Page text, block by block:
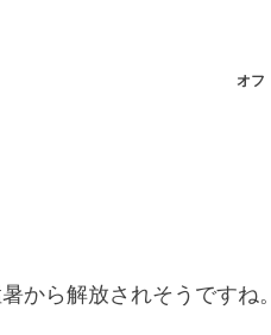
オフ
から解放されそうですね。